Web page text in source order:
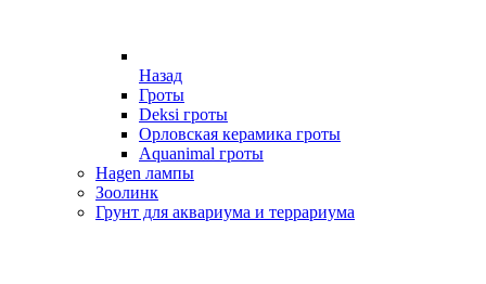
Назад
Гроты
Deksi гроты
Орловская керамика гроты
Aquanimal гроты
Hagen лампы
Зоолинк
Грунт для аквариума и террариума